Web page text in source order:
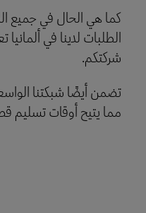
كما هي الحال في جميع
الطلبات لدينا في
شركتكم.
تضمن أيضًا شبكتنا
مما يتيح أوقات تسليم